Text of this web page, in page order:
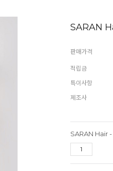
SARAN
판매가격
적립금
특이사항
제조사
SARAN Hair